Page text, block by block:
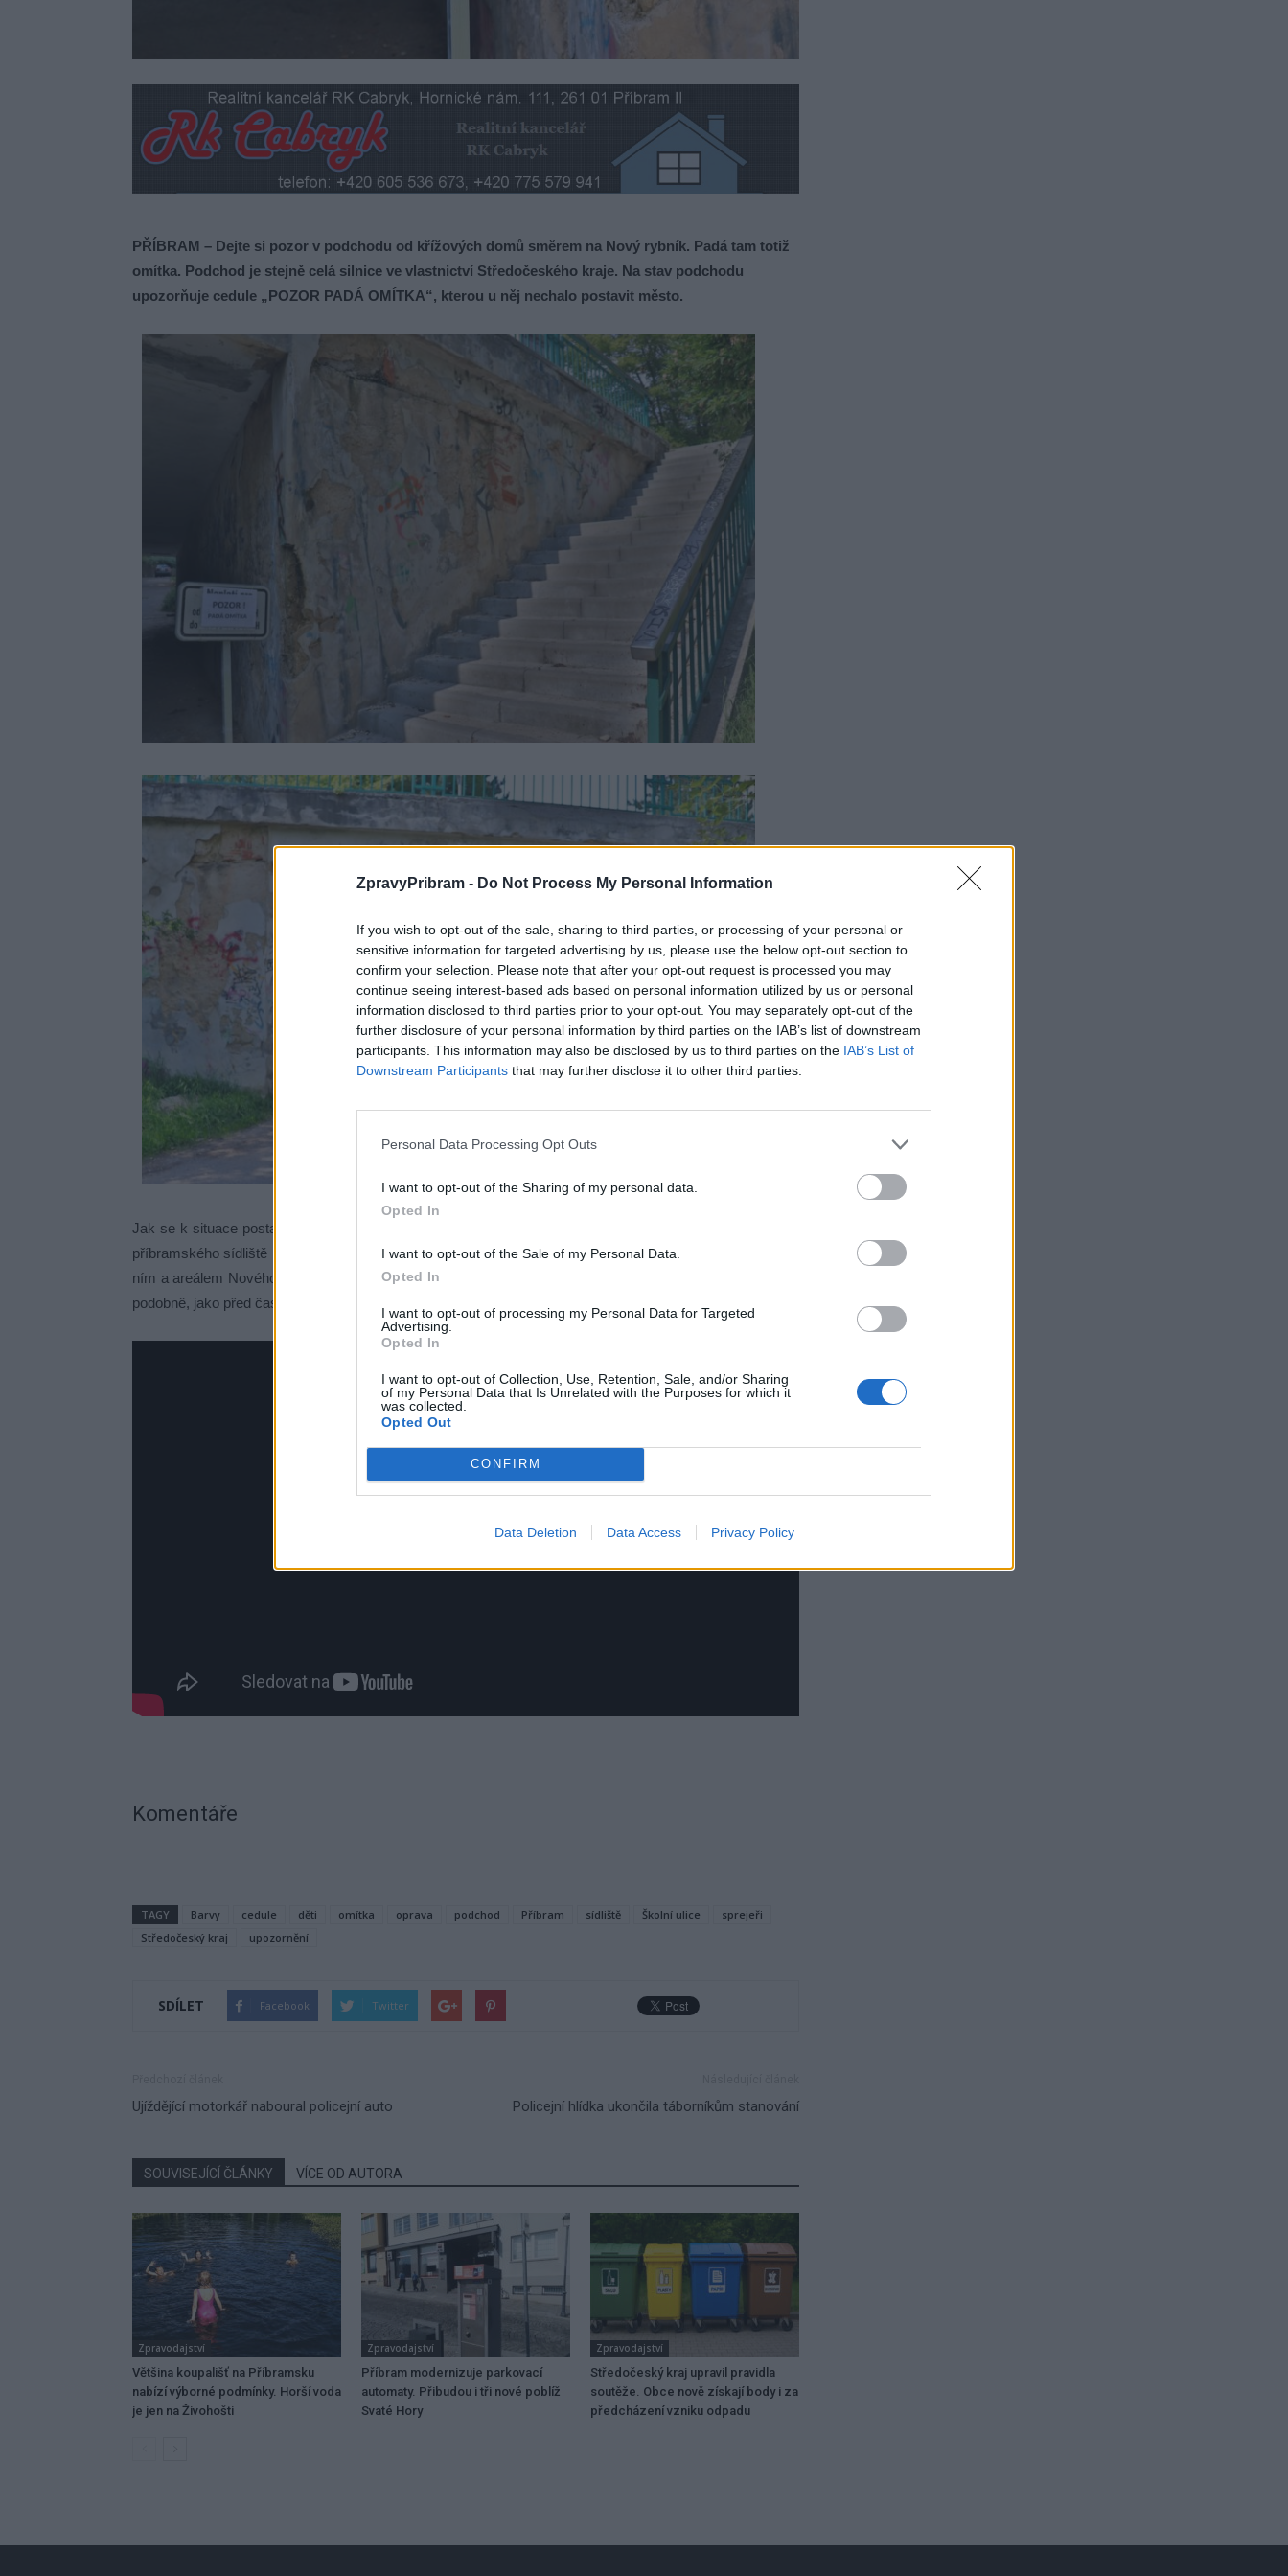
ZpravyPribram - Do Not Process My Personal Information
If you wish to opt-out of the sale, sharing to third parties, or processing of your personal or
sensitive information for targeted advertising by us, please use the below opt-out section to
confirm your selection. Please note that after your opt-out request is processed you may
continue seeing interest-based ads based on personal information utilized by us or personal
information disclosed to third parties prior to your opt-out. You may separately opt-out of the
further disclosure of your personal information by third parties on the IAB’s list of downstream
participants. This information may also be disclosed by us to third parties on the IAB’s List of
Downstream Participants that may further disclose it to other third parties.
Personal Data Processing Opt Outs
I want to opt-out of the Sharing of my personal data.
Opted In
I want to opt-out of the Sale of my Personal Data.
Opted In
I want to opt-out of processing my Personal Data for Targeted
Advertising.
Opted In
I want to opt-out of Collection, Use, Retention, Sale, and/or Sharing
of my Personal Data that Is Unrelated with the Purposes for which it
was collected.
Opted Out
CONFIRM
Data Deletion Data Access Privacy Policy
PŘÍBRAM – Dejte si pozor v podchodu od křížových domů směrem na Nový rybník. Padá tam totiž
omítka. Podchod je stejně celá silnice ve vlastnictví Středočeského kraje. Na stav podchodu
upozorňuje cedule „POZOR PADÁ OMÍTKA“, kterou u něj nechalo postavit město.
Jak se k situace postaví vlastník komunikace, tedy Středočeský kraj, zjišťujeme. Nicméně pro obyvatele
příbramského sídliště by bylo dobré, aby se podchod opravil co nejdříve, neboť je přirozenou spojnicí mezi
ním a areálem Nového rybníku a pokud by se podařilo omítku opravit, třeba by se tento prostor dal využít
podobně, jako před časem. (viz. reportáž TV Fonka).
Komentáře
TAGY Barvy cedule děti omítka oprava podchod Příbram sídliště Školní ulice
sprejeři
Středočeský kraj
upozornění
SDÍLET Facebook Twitter
Ujíždějící motorkář naboural policejní auto Policejní hlídka ukončila táborníkům stanování
SOUVISEJÍCÍ ČLÁNKY VÍCE OD AUTORA
Zpravodajství
Většina koupališť na Příbramsku
nabízí výborné podmínky. Horší voda
je jen na Živohošti
Zpravodajství
Příbram modernizuje parkovací
automaty. Přibudou i tři nové poblíž
Svaté Hory
Zpravodajství
Středočeský kraj upravil pravidla
soutěže. Obce nově získají body i za
předcházení vzniku odpadu